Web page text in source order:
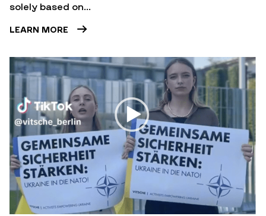
solely based on...
LEARN MORE